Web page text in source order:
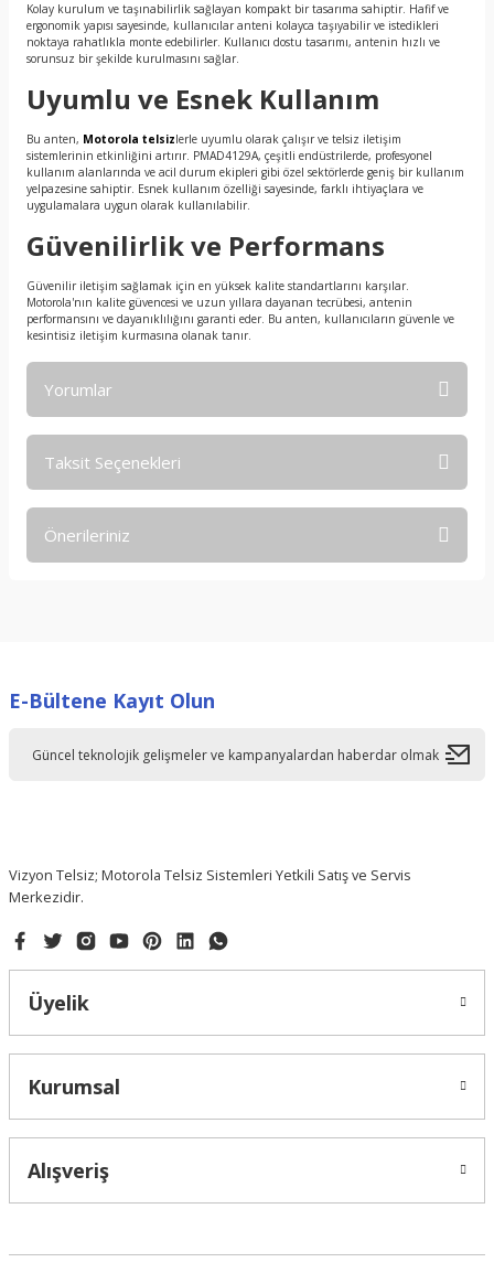
Kolay kurulum ve taşınabilirlik sağlayan kompakt bir tasarıma sahiptir. Hafif ve
ergonomik yapısı sayesinde, kullanıcılar anteni kolayca taşıyabilir ve istedikleri
noktaya rahatlıkla monte edebilirler. Kullanıcı dostu tasarımı, antenin hızlı ve
sorunsuz bir şekilde kurulmasını sağlar.
Uyumlu ve Esnek Kullanım
Bu anten, Motorola telsizlerle uyumlu olarak çalışır ve telsiz iletişim
sistemlerinin etkinliğini artırır. PMAD4129A, çeşitli endüstrilerde, profesyonel
kullanım alanlarında ve acil durum ekipleri gibi özel sektörlerde geniş bir kullanım
yelpazesine sahiptir. Esnek kullanım özelliği sayesinde, farklı ihtiyaçlara ve
uygulamalara uygun olarak kullanılabilir.
Güvenilirlik ve Performans
Güvenilir iletişim sağlamak için en yüksek kalite standartlarını karşılar.
Motorola'nın kalite güvencesi ve uzun yıllara dayanan tecrübesi, antenin
performansını ve dayanıklılığını garanti eder. Bu anten, kullanıcıların güvenle ve
kesintisiz iletişim kurmasına olanak tanır.
Yorumlar
Taksit Seçenekleri
Önerileriniz
Ürün resmi kalitesiz, bozuk veya görüntülenemiyor.
E-Bültene Kayıt Olun
Vizyon Telsiz; Motorola Telsiz Sistemleri Yetkili Satış ve Servis
Merkezidir.
Üyelik
Kurumsal
Alışveriş